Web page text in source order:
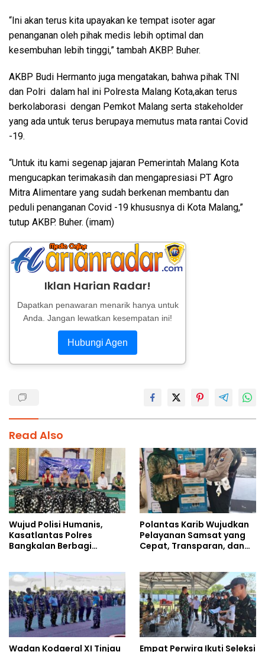
“Ini akan terus kita upayakan ke tempat isoter agar
penanganan oleh pihak medis lebih optimal dan
kesembuhan lebih tinggi,” tambah AKBP. Buher.
AKBP Budi Hermanto juga mengatakan, bahwa pihak TNI
dan Polri dalam hal ini Polresta Malang Kota,akan terus
berkolaborasi dengan Pemkot Malang serta stakeholder
yang ada untuk terus berupaya memutus mata rantai Covid
-19.
“Untuk itu kami segenap jajaran Pemerintah Malang Kota
mengucapkan terimakasih dan mengapresiasi PT Agro
Mitra Alimentare yang sudah berkenan membantu dan
peduli penanganan Covid -19 khususnya di Kota Malang,”
tutup AKBP. Buher. (imam)
Iklan Harian Radar!
Dapatkan penawaran menarik hanya untuk
Anda. Jangan lewatkan kesempatan ini!
Hubungi Agen
Read Also
Wujud Polisi Humanis,
Kasatlantas Polres
Bangkalan Berbagi
Ahmad Ibrahim
Polantas Karib Wujudkan
Pelayanan Samsat yang
Cepat, Transparan, dan
Wadan Kodaeral XI Tinjau Empat Perwira Ikuti Seleksi